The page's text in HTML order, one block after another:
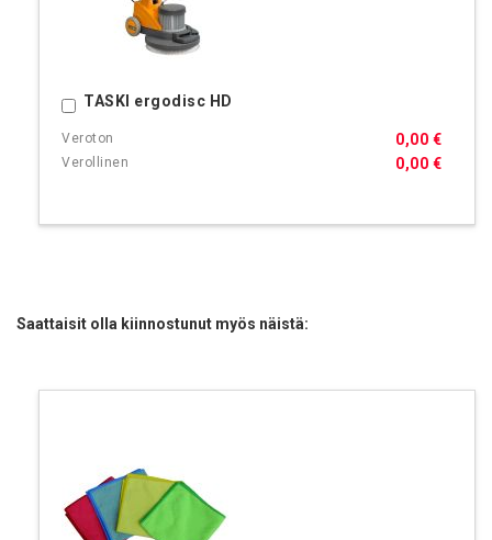
TASKI ergodisc HD
0,00 €
0,00 €
Ostoskoriin
Saattaisit olla kiinnostunut myös näistä: